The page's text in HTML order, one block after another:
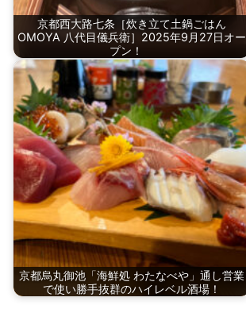
京都西大路七条［炊き立て土鍋ごはん
OMOYA 八代目儀兵衛］2025年9月27日オー
プン！
京都烏丸御池「海鮮処 わたなべや」通し営業
で使い勝手抜群のハイレベル酒場！